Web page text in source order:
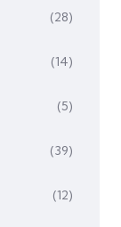
(28)
(14)
(5)
(39)
(12)